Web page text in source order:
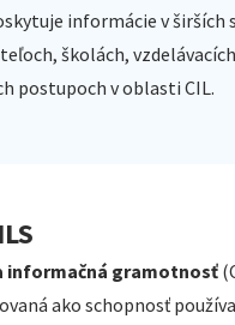
informácie v širších
školách,
postupoch v oblasti CIL.
informačná gramotnosť
ako schopnosť